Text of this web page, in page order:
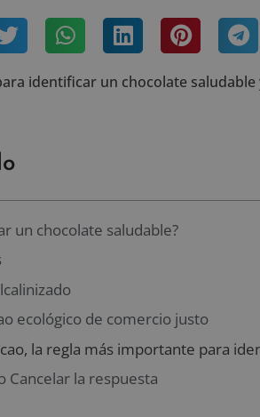
identificar un chocolate saludable
un chocolate saludable?
ecológico de comercio justo
la regla más importante para
Cancelar la respuesta